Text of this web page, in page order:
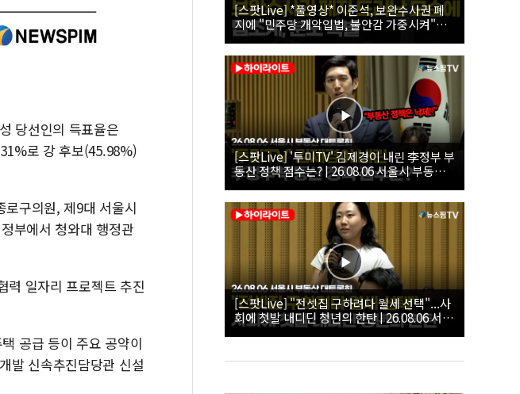
당선인의 득표율은
로 강 후보(45.98%)
로구의원, 제9대 서울시
부에서 청와대 행정관
력 일자리 프로젝트 추진
공급 등이 주요 공약이
발 신속추진담당관 신설
[스팟Live] *풀영상* 이준석, 보완수사권 폐
지에 "민주당 개악입법, 불안감 가중시켜"｜
26.08.06 개혁신당 보완수사권 폐지 토론회
[스팟Live] '투미TV' 김제경이 내린 李정부 부
동산 정책 점수는? | 26.08.06 서울시 부동산
대토론회
[스팟Live] "전셋집 구하려다 월세 선택"...사
회에 첫발 내디딘 청년의 한탄 | 26.08.06 서울
시 부동산 대토론회